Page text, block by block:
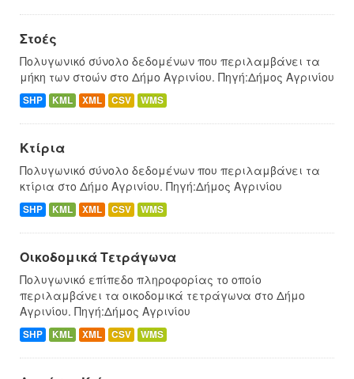
Στοές
Πολυγωνικό σύνολο δεδομένων που περιλαμβάνει τα
μήκη των στοών στο Δήμο Αγρινίου. Πηγή:Δήμος Αγρινίου
SHP KML XML CSV WMS
Κτίρια
Πολυγωνικό σύνολο δεδομένων που περιλαμβάνει τα
κτίρια στο Δήμο Αγρινίου. Πηγή:Δήμος Αγρινίου
SHP KML XML CSV WMS
Οικοδομικά Τετράγωνα
Πολυγωνικό επίπεδο πληροφορίας το οποίο
περιλαμβάνει τα οικοδομικά τετράγωνα στο Δήμο
Αγρινίου. Πηγή:Δήμος Αγρινίου
SHP KML XML CSV WMS